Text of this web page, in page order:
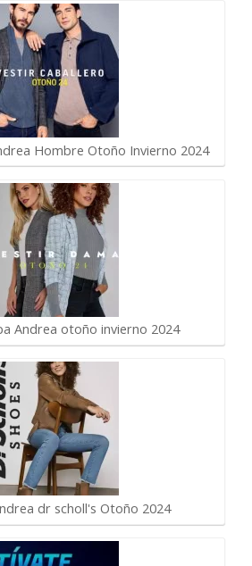
Hombre Otoño Invierno 2024
Andrea otoño invierno 2024
dr scholl's Otoño 2024